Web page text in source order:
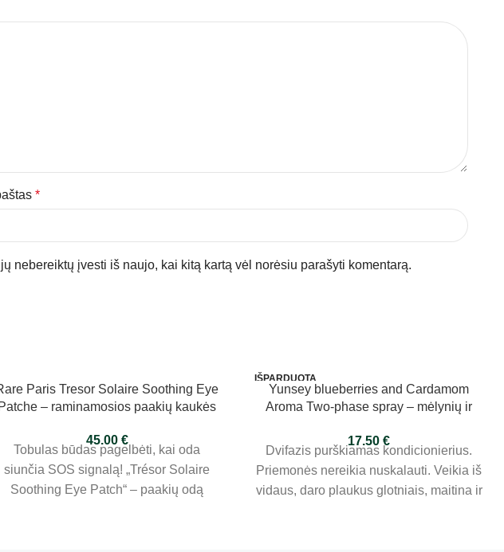
*
nebereiktų įvesti iš naujo, kai kitą kartą vėl norėsiu parašyti komentarą.
Paris Tresor Solaire Soothing Eye
Patche – raminamosios paakių kaukės
45.00 €
Tobulas būdas pagelbėti, kai oda
siunčia SOS signalą! „Trésor Solaire
Soothing Eye Patch“ – paakių odą
IŠPARDUOTA
Yunsey blueberries and Cardamom
Aroma Two-phase spray – mėlynių ir
500ml
17.50€
Dvifazis purškiamas kondicionierius.
Priemonės nereikia nuskalauti. Veikia iš
vidaus, daro plaukus glotniais, maitina ir